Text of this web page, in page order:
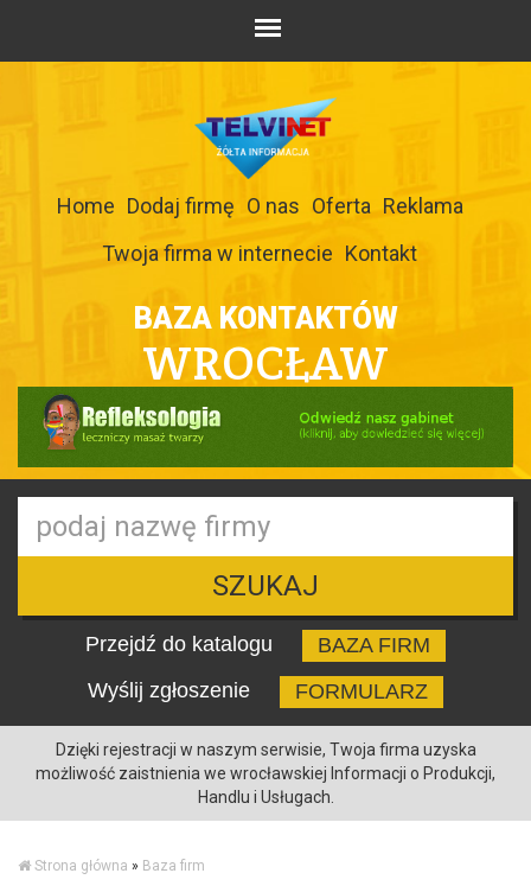
Home Dodaj firmę O nas Oferta Reklama
Twoja firma w internecie Kontakt
BAZA KONTAKTÓW
WROCŁAW
SZUKAJ
Przejdź do katalogu
BAZA FIRM
Wyślij zgłoszenie
FORMULARZ
Dzięki rejestracji w naszym serwisie, Twoja firma uzyska
możliwość zaistnienia we wrocławskiej Informacji o Produkcji,
Handlu i Usługach.
Strona główna » Baza firm